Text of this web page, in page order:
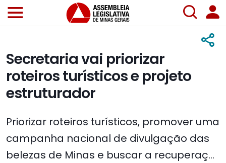
Secretaria vai priorizar
roteiros turísticos e projeto
estruturador
Priorizar roteiros turísticos, promover uma
campanha nacional de divulgação das
belezas de Minas e buscar a recuperaç...